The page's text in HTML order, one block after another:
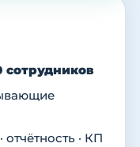
сотрудников
· КП